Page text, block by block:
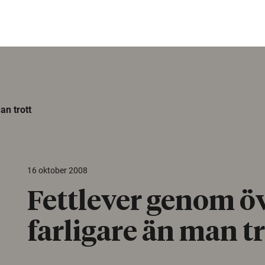
trott
16 oktober 2008
Fettlever genom
farligare än man